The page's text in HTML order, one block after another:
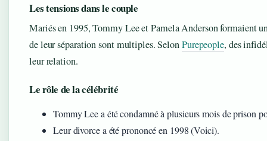
Les tensions dans le couple
Mariés en 1995, Tommy Lee et Pamela Anderson formaient
de leur séparation sont multiples. SelonPurepeople, des
leur relation.
Le rôle de la célébrité
Tommy Lee a été condamné à plusieurs mois de prison
Leur divorce a été prononcé en 1998 (Voici).